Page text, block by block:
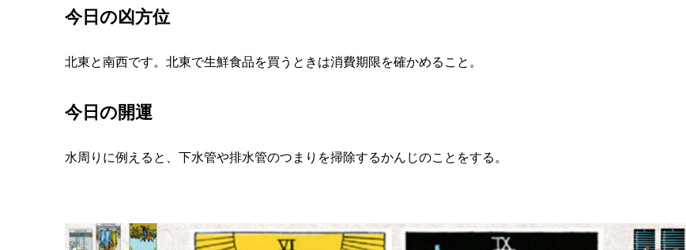
今日の凶方位
北東と南西です。北東で生鮮食品を買うときは消費期限を確かめること。
今日の開運
水周りに例えると、下水管や排水管のつまりを掃除するかんじのことをする。